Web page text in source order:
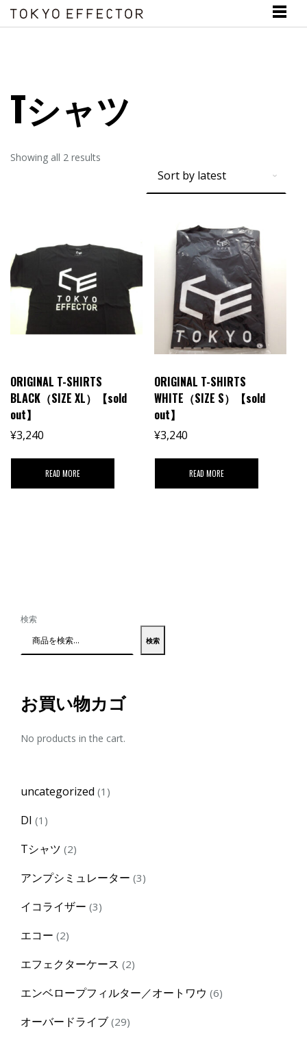
Tシャツ
Showing all 2 results
ORIGINAL T-SHIRTS
BLACK（SIZE XL）【sold
out】
¥3,240
READ MORE
ORIGINAL T-SHIRTS
WHITE（SIZE S）【sold
out】
¥3,240
READ MORE
検索
検索
お買い物カゴ
No products in the cart.
uncategorized 1 1
DI 1 1
Tシャツ 22
アンプシミュレーター 33
イコライザー 33
エコー 22
エフェクターケース 22
エンベロープフィルター／オートワウ 66
オーバードライブ 2929